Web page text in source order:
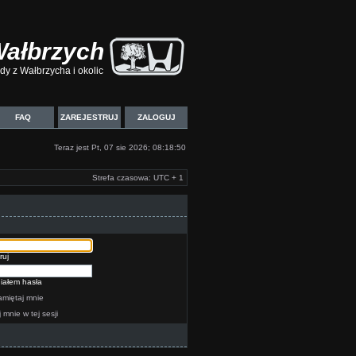
z Wałbrzycha i okolic
ZALOGUJ
ZAREJESTRUJ
FAQ
Teraz jest Pt, 07 sie 2026; 08:18:50
Strefa czasowa: UTC + 1
hasła
mnie
mnie w tej sesji